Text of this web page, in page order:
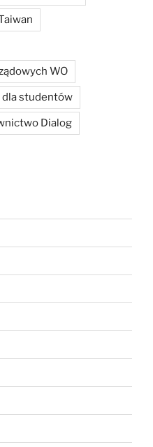
WO
dla studentów
Dialog